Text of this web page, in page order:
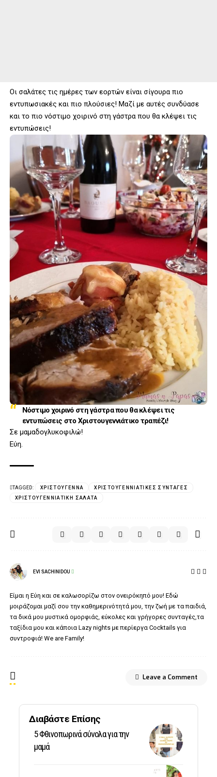
Οι σαλάτες τις ημέρες των εορτών είναι σίγουρα πιο
εντυπωσιακές και πιο πλούσιες! Μαζί με αυτές συνδύασε
και το πιο νόστιμο χοιρινό στη γάστρα που θα κλέψει τις
εντυπώσεις!
Νόστιμο χοιρινό στη γάστρα που θα κλέψει τις
εντυπώσεις στο Χριστουγεννιάτικο τραπέζι!
Σε μαμαδογλυκοφιλώ!
Εύη.
TAGGED: ΧΡΙΣΤΟΎΓΕΝΝΑ
ΧΡΙΣΤΟΥΓΕΝΝΙΆΤΙΚΕΣ ΣΥΝΤΑΓΈΣ
ΧΡΙΣΤΟΥΓΕΝΝΙΆΤΙΚΗ ΣΑΛΆΤΑ
EVI SACHINIDOU
Είμαι η Εύη και σε καλωσορίζω στον ονειρόκηπό μου! Εδώ
μοιράζομαι μαζί σου την καθημερινότητά μου, την ζωή με τα παιδιά,
τα δικά μου μυστικά ομορφιάς, εύκολες και γρήγορες συνταγές,τα
ταξίδια μου και κάποια Lazy nights με περίεργα Cocktails για
συντροφιά! We are Family!
Leave a Comment
Διαβάστε Επίσης
5 Φθινοπωρινά σύνολα για την
μαμά